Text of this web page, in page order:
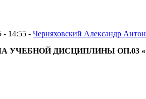
- 14:55 - Черняховский Александр
УЧЕБНОЙ ДИСЦИПЛИНЫ ОП.03